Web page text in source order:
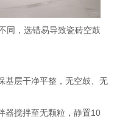
同，选错易导致瓷砖空鼓
基层干净平整，无空鼓、无
器搅拌至无颗粒，静置10